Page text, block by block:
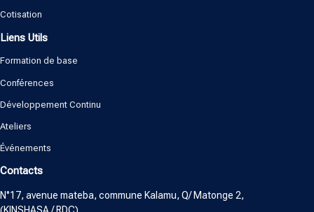
Cotisation
Liens Utils
Formation de base
Conférences
Développement Continu
Ateliers
Événements
Contacts
N°17, avenue mateba, commune Kalamu, Q/ Matonge 2,
(KINSHASA / RDC)